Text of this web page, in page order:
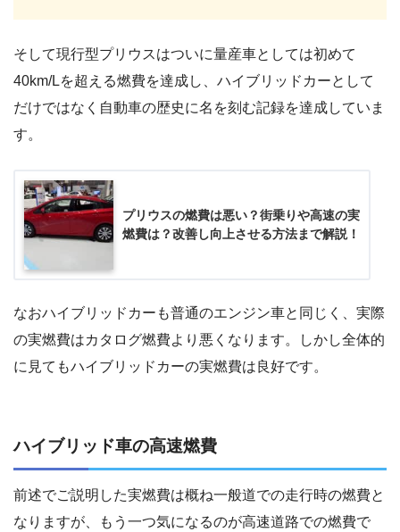
そして現行型プリウスはついに量産車としては初めて
40km/Lを超える燃費を達成し、ハイブリッドカーとして
だけではなく自動車の歴史に名を刻む記録を達成していま
す。
プリウスの燃費は悪い？街乗りや高速の実
燃費は？改善し向上させる方法まで解説！
なおハイブリッドカーも普通のエンジン車と同じく、実際
の実燃費はカタログ燃費より悪くなります。しかし全体的
に見てもハイブリッドカーの実燃費は良好です。
ハイブリッド車の高速燃費
前述でご説明した実燃費は概ね一般道での走行時の燃費と
なりますが、もう一つ気になるのが高速道路での燃費で